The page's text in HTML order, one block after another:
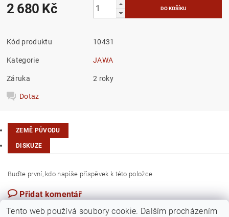
2 680 Kč
Kód produktu 10431
Kategorie JAWA
Záruka 2 roky
Dotaz
ZEMĚ PŮVODU
DISKUZE
Buďte první, kdo napíše příspěvek k této položce.
Přidat komentář
Tento web používá soubory cookie. Dalším procházením